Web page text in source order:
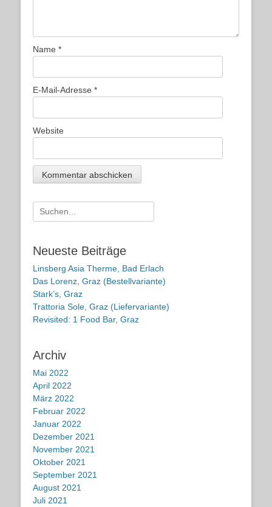
Name *
E-Mail-Adresse *
Website
Suche
nach:
Neueste Beiträge
Linsberg Asia Therme, Bad Erlach
Das Lorenz, Graz (Bestellvariante)
Stark’s, Graz
Trattoria Sole, Graz (Liefervariante)
Revisited: 1 Food Bar, Graz
Archiv
Mai 2022
April 2022
März 2022
Februar 2022
Januar 2022
Dezember 2021
November 2021
Oktober 2021
September 2021
August 2021
Juli 2021